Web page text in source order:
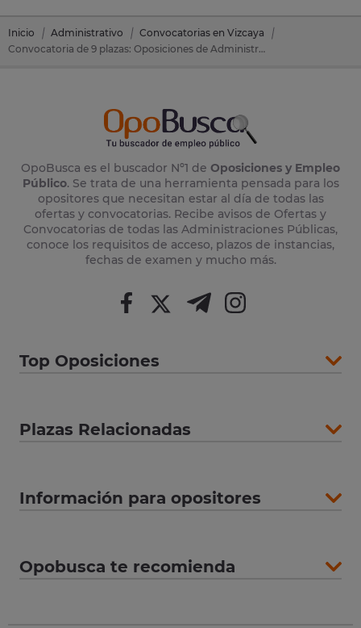
Inicio Administrativo
Convocatorias en Vizcaya
Convocatoria de 9 plazas: Oposiciones de Administrativo en Portugalete (Vizcaya)
OpoBusca es el buscador Nº1 de Oposiciones y Empleo
Público. Se trata de una herramienta pensada para los
opositores que necesitan estar al día de todas las
ofertas y convocatorias. Recibe avisos de Ofertas y
Convocatorias de todas las Administraciones Públicas,
conoce los requisitos de acceso, plazos de instancias,
fechas de examen y mucho más.
Top Oposiciones
Plazas Relacionadas
Información para opositores
Opobusca te recomienda